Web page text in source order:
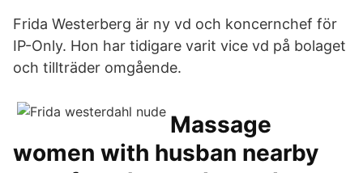
Frida Westerberg är ny vd och koncernchef för
IP-Only. Hon har tidigare varit vice vd på bolaget
och tillträder omgående.
Massage
women with husban nearby